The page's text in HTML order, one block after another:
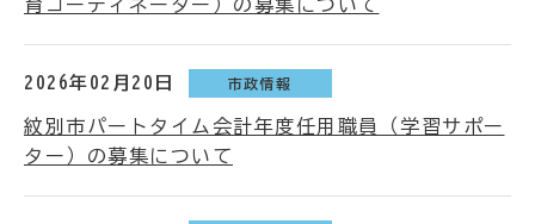
育コーディネーター）の募集について
2026年02月20日 市政情報
紋別市パートタイム会計年度任用職員（学習サポー
ター）の募集について